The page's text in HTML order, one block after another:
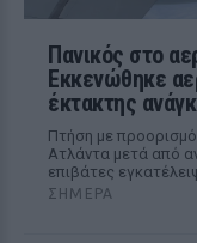
Πανικός στο
Εκκενώθηκε
έκτακτης
Πτήση με
Ατλάντα μετά από
επιβάτες
ΣΉΜΕΡΑ